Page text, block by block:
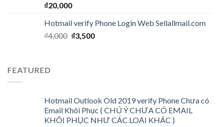
₫20,000
Hotmail verify Phone Login Web Sellallmail.com
₫4,000 ₫3,500
FEATURED
Hotmail Outlook Old 2019 verify Phone Chưa có
Email Khôi Phục ( CHÚ Ý CHƯA CÓ EMAIL
KHÔI PHỤC NHƯ CÁC LOẠI KHÁC )